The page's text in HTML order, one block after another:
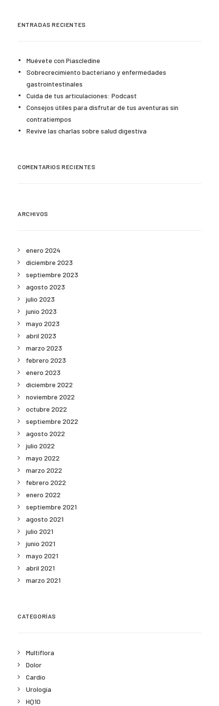
ENTRADAS RECIENTES
Muévete con Piascledine
Sobrecrecimiento bacteriano y enfermedades
gastrointestinales
Cuida de tus articulaciones: Podcast
Consejos útiles para disfrutar de tus aventuras sin
contratiempos
Revive las charlas sobre salud digestiva
COMENTARIOS RECIENTES
ARCHIVOS
enero 2024
diciembre 2023
septiembre 2023
agosto 2023
julio 2023
junio 2023
mayo 2023
abril 2023
marzo 2023
febrero 2023
enero 2023
diciembre 2022
noviembre 2022
octubre 2022
septiembre 2022
agosto 2022
julio 2022
mayo 2022
marzo 2022
febrero 2022
enero 2022
septiembre 2021
agosto 2021
julio 2021
junio 2021
mayo 2021
abril 2021
marzo 2021
CATEGORÍAS
Multiflora
Dolor
Cardio
Urología
HQ10